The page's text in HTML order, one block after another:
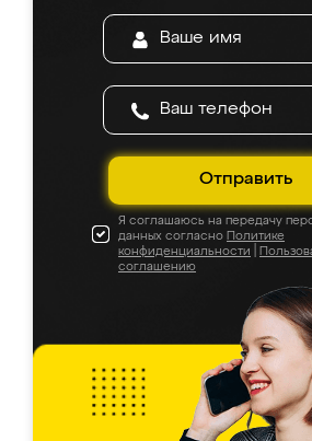
Отправить
Я соглашаюсь на передачу
данных согласно Политике
конфиденциальности
соглашению